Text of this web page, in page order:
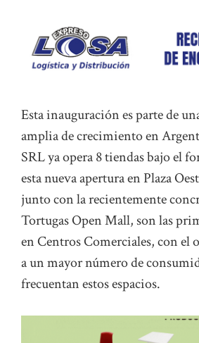
Esta inauguración es parte de
amplia de crecimiento en
SRL ya opera 8 tiendas bajo el
esta nueva apertura en Plaza
junto con la recientemente
Tortugas Open Mall, son las
en Centros Comerciales, con el
a un mayor número de
frecuentan estos espacios.